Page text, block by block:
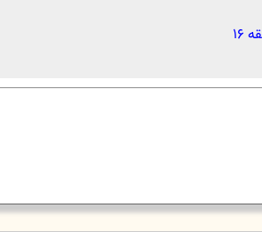
۱۶